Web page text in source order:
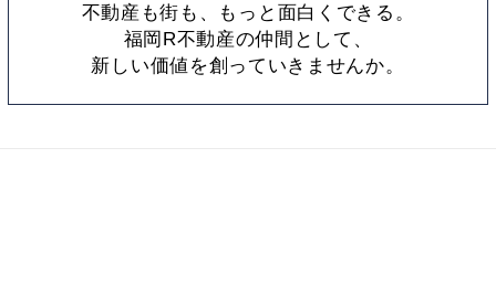
不動産も街も、もっと面白くできる。
福岡R不動産の仲間として、
新しい価値を創っていきませんか。